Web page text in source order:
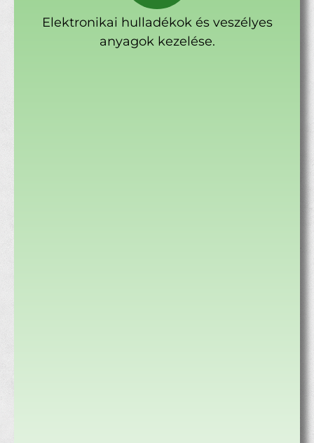
Elektronikai hulladékok és veszélyes
anyagok kezelése.